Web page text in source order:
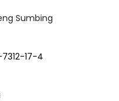
Sumbing
17-4